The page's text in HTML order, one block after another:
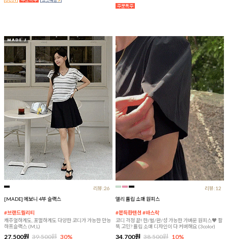
리뷰:26
[MADE] 에보니 4부 슬랙스
#브랜드퀄리티
캐주얼하게도, 포멀하게도 다양한 코디가 가능한 만능
하프슬랙스 (M,L)
27,500원 39,500원 30%
리뷰:12
앨리 튤립 소매 원피스
#쫀득한텐션 #바스락
코디 걱정 끝! 한/벌/완/성 가능한 가벼운 원피스♥ 팔
뚝 고민? 튤립 소매 디자인이 다 커버해요 (3color)
34,700원 38,500원 10%